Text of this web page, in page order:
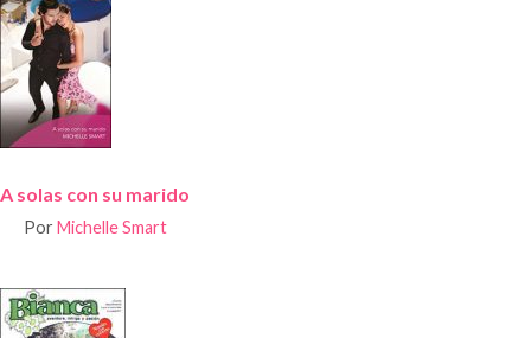
A solas con su marido
Por Michelle Smart